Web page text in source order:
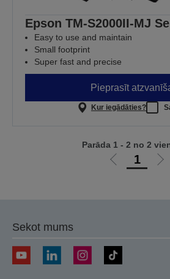
Epson TM-S2000II-MJ
Easy to use and maintain
Small footprint
Super fast and precise
Pieprasīt
Kur iegādāties?
Iet
1
Iet
Parāda 1 - 2 no 2
Sekot mums